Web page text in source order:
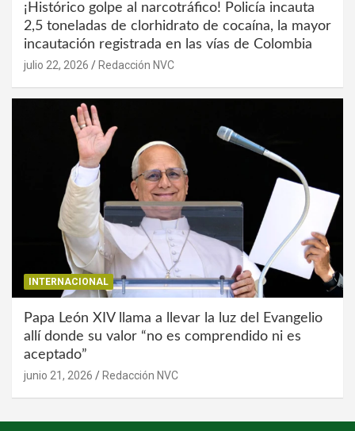
¡Histórico golpe al narcotráfico! Policía incauta
2,5 toneladas de clorhidrato de cocaína, la mayor
incautación registrada en las vías de Colombia
julio 22, 2026 Redacción NVC
INTERNACIONAL
Papa León XIV llama a llevar la luz del Evangelio
allí donde su valor “no es comprendido ni es
aceptado”
junio 21, 2026 Redacción NVC